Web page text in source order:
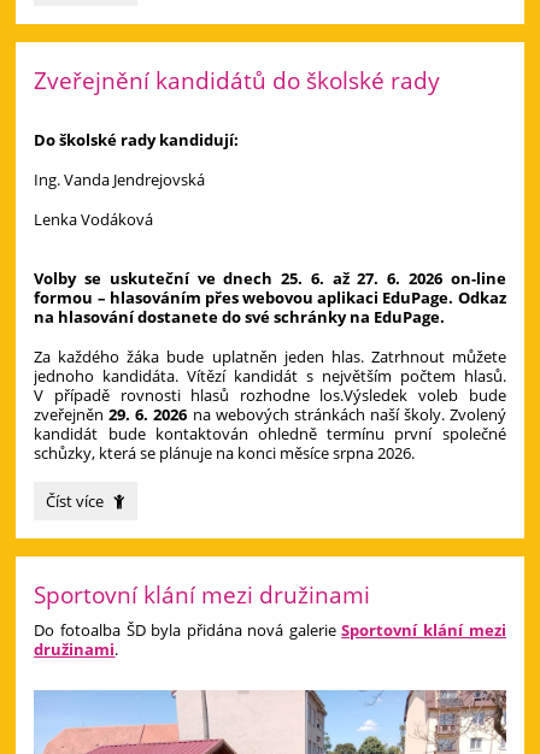
výlet
hvězdami
a
Zveřejnění kandidátů do školské rady
Do školské rady kandidují:
Ing. Vanda Jendrejovská
Lenka Vodáková
Volby se uskuteční ve dnech 25. 6. až 27. 6. 2026 on-line
formou – hlasováním přes webovou aplikaci EduPage. Odkaz
na hlasování dostanete do své schránky na EduPage.
Za každého žáka bude uplatněn jeden hlas. Zatrhnout můžete
jednoho kandidáta. Vítězí kandidát s největším počtem hlasů.
V případě rovnosti hlasů rozhodne los.Výsledek voleb bude
zveřejněn 29. 6. 2026 na webových stránkách naší školy. Zvolený
kandidát bude kontaktován ohledně termínu první společné
schůzky, která se plánuje na konci měsíce srpna 2026.
Zveřejnění
do
rady:
Číst více
Sportovní klání mezi družinami
Do fotoalba ŠD byla přidána nová galerieSportovní klání mezi
družinami.